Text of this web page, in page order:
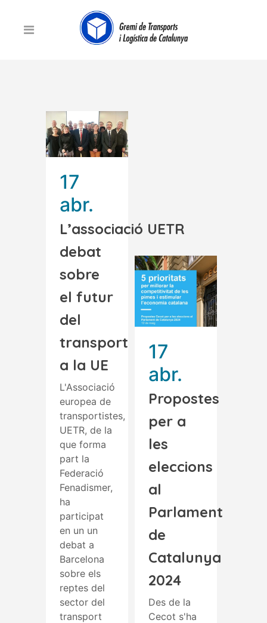
17
abr.
L’associació UETR
debat
sobre
el futur
del
transport
a la UE
L'Associació
europea de
transportistes,
UETR, de la
que forma
part la
Federació
Fenadismer,
ha
participat
en un un
debat a
Barcelona
sobre els
reptes del
sector del
transport
17
abr.
Propostes
per a
les
eleccions
al
Parlament
de
Catalunya
2024
Des de la
Cecot s'ha